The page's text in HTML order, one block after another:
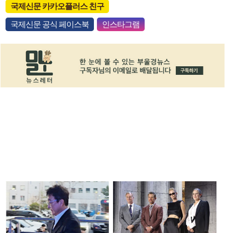
국제신문 카카오플러스 친구
국제신문 공식 페이스북 인스타그램